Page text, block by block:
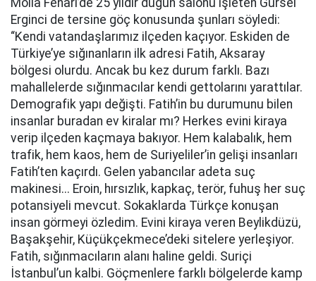
Molla Fenari’de 25 yıldır düğün salonu işleten Gürsel
Erginci de tersine göç konusunda şunları söyledi:
“Kendi vatandaşlarımız ilçeden kaçıyor. Eskiden de
Türkiye’ye sığınanların ilk adresi Fatih, Aksaray
bölgesi olurdu. Ancak bu kez durum farklı. Bazı
mahallelerde sığınmacılar kendi gettolarını yarattılar.
Demografik yapı değişti. Fatih’in bu durumunu bilen
insanlar buradan ev kiralar mı? Herkes evini kiraya
verip ilçeden kaçmaya bakıyor. Hem kalabalık, hem
trafik, hem kaos, hem de Suriyeliler’in gelişi insanları
Fatih’ten kaçırdı. Gelen yabancılar adeta suç
makinesi... Eroin, hırsızlık, kapkaç, terör, fuhuş her suç
potansiyeli mevcut. Sokaklarda Türkçe konuşan
insan görmeyi özledim. Evini kiraya veren Beylikdüzü,
Başakşehir, Küçükçekmece’deki sitelere yerleşiyor.
Fatih, sığınmacıların alanı haline geldi. Suriçi
İstanbul’un kalbi. Göçmenlere farklı bölgelerde kamp